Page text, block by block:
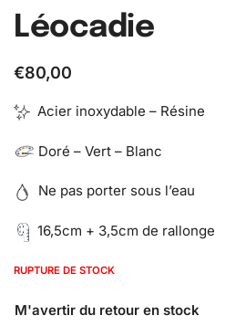
Léocadie
€80,00
Acier inoxydable – Résine
Doré – Vert – Blanc
Ne pas porter sous l’eau
16,5cm + 3,5cm de rallonge
RUPTURE DE STOCK